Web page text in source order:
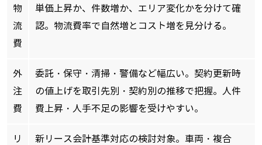
物
流
費
単価上昇か、件数増か、エリア変化かを分けて確
認。物流費率で自然増とコスト増を見分ける。
外
注
費
委託・保守・清掃・警備など幅広い。契約更新時
の値上げを取引先別・契約別の推移で把握。人件
費上昇・人手不足の影響を受けやすい。
リ
新リース会計基準対応の検討対象。車両・複合